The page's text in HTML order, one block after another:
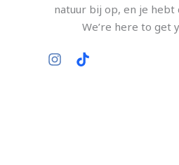
natuur bij op, en je hebt
We’re here to get